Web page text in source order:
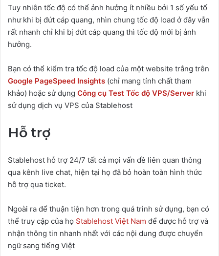
Tuy nhiên tốc độ có thể ảnh hưởng ít nhiều bởi 1 số yếu tố
như khi bị đứt cáp quang, nhìn chung tốc độ load ở đây vẫn
rất nhanh chỉ khi bị đứt cáp quang thì tốc độ mới bị ảnh
hưởng.
Bạn có thể kiểm tra tốc độ load của một website trắng trên
Google PageSpeed Insights (chỉ mang tính chất tham
khảo) hoặc sử dụng Công cụ Test Tốc độ VPS/Server khi
sử dụng dịch vụ VPS của Stablehost
Hỗ trợ
Stablehost hỗ trợ 24/7 tất cả mọi vấn đề liên quan thông
qua kênh live chat, hiện tại họ đã bỏ hoàn toàn hình thức
hỗ trợ qua ticket.
Ngoài ra để thuận tiện hơn trong quá trình sử dụng, bạn có
thể truy cập của họ Stablehost Việt Nam để được hỗ trợ và
nhận thông tin nhanh nhất với các nội dung được chuyển
ngữ sang tiếng Việt